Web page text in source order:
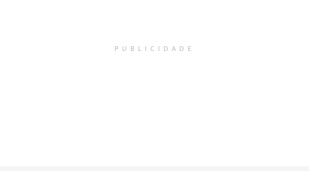
PUBLICIDADE